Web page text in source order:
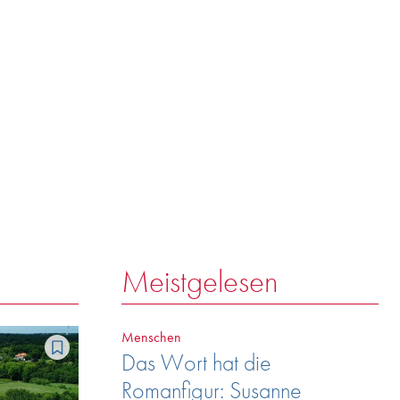
Meistgelesen
Menschen
Das Wort hat die
Romanfigur: Susanne